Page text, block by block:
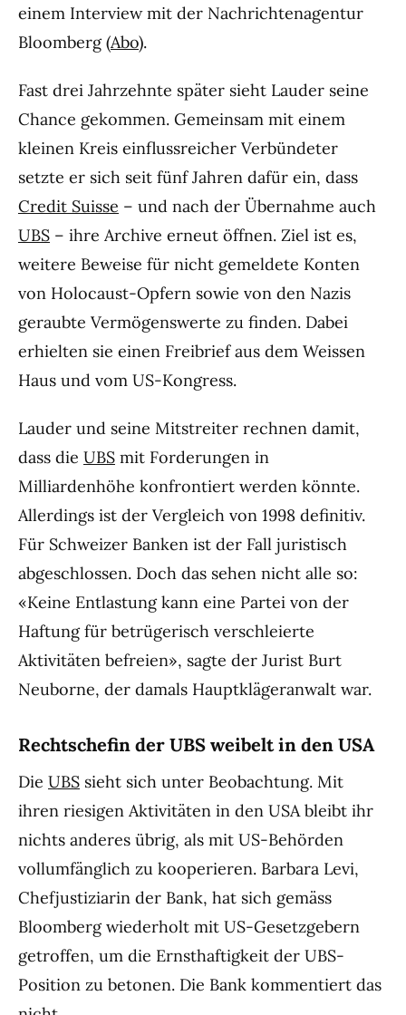
einem Interview mit der Nachrichtenagentur
Bloomberg (Abo).
Fast drei Jahrzehnte später sieht Lauder seine
Chance gekommen. Gemeinsam mit einem
kleinen Kreis einflussreicher Verbündeter
setzte er sich seit fünf Jahren dafür ein, dass
Credit Suisse – und nach der Übernahme auch
UBS – ihre Archive erneut öffnen. Ziel ist es,
weitere Beweise für nicht gemeldete Konten
von Holocaust-Opfern sowie von den Nazis
geraubte Vermögenswerte zu finden. Dabei
erhielten sie einen Freibrief aus dem Weissen
Haus und vom US-Kongress.
Lauder und seine Mitstreiter rechnen damit,
dass die UBS mit Forderungen in
Milliardenhöhe konfrontiert werden könnte.
Allerdings ist der Vergleich von 1998 definitiv.
Für Schweizer Banken ist der Fall juristisch
abgeschlossen. Doch das sehen nicht alle so:
«Keine Entlastung kann eine Partei von der
Haftung für betrügerisch verschleierte
Aktivitäten befreien», sagte der Jurist Burt
Neuborne, der damals Hauptklägeranwalt war.
Rechtschefin der UBS weibelt in den USA
Die UBS sieht sich unter Beobachtung. Mit
ihren riesigen Aktivitäten in den USA bleibt ihr
nichts anderes übrig, als mit US-Behörden
vollumfänglich zu kooperieren. Barbara Levi,
Chefjustiziarin der Bank, hat sich gemäss
Bloomberg wiederholt mit US-Gesetzgebern
getroffen, um die Ernsthaftigkeit der UBS-
Position zu betonen. Die Bank kommentiert das